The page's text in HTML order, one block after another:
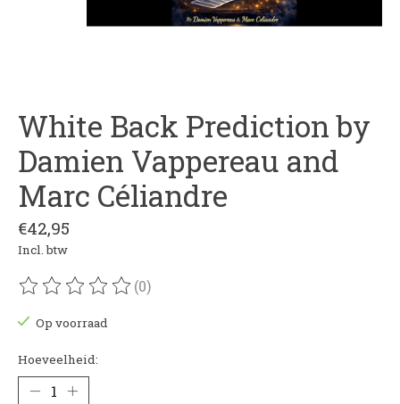
White Back Prediction by
Damien Vappereau and
Marc Céliandre
€42,95
Incl. btw
De beoordeling van dit product is
(0)
Op voorraad
Hoeveelheid: